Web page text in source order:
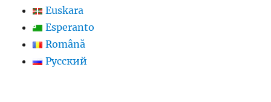
Euskara
Esperanto
Română
Русский